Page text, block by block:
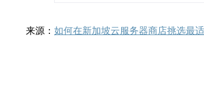
来源： 如何在新加坡云服务器商店挑选最